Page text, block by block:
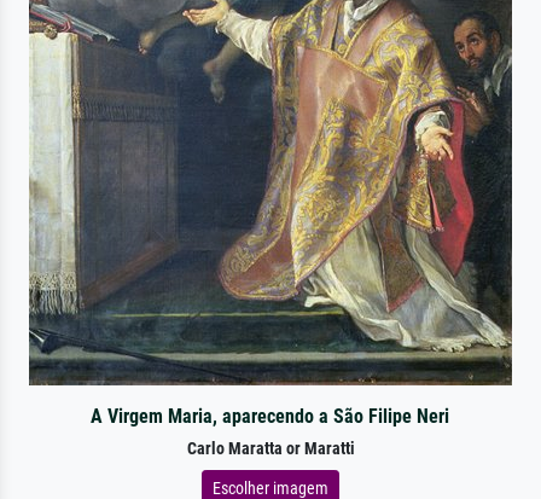
A Virgem Maria, aparecendo a São Filipe Neri
Carlo Maratta or Maratti
Escolher imagem